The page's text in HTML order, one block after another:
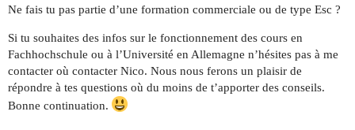
Ne fais tu pas partie d’une formation commerciale ou de type Esc ?
Si tu souhaites des infos sur le fonctionnement des cours en
Fachhochschule ou à l’Université en Allemagne n’hésites pas à me
contacter où contacter Nico. Nous nous ferons un plaisir de
répondre à tes questions où du moins de t’apporter des conseils.
Bonne continuation.